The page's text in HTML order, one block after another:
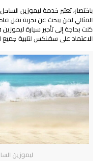
باختصار، تعتبر خدمة ليموزين
المثالي لمن يبحث عن تجربة نقل
كنت بحاجة إلى تأجير سيارة
الاعتماد على سفنكس لتلبية جميع
ليموزين